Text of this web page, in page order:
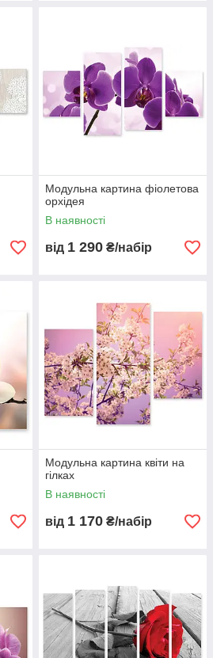
Модульна картина фіолетова
орхідея
В наявності
від 1 290 ₴/набір
Модульна картина квіти на
гілках
В наявності
від 1 170 ₴/набір